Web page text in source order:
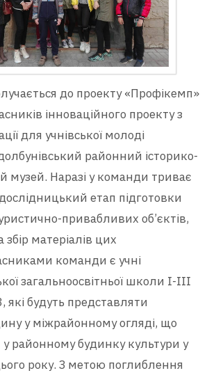
до проекту «Профікемп»
інноваційного проекту з
для учнівської молоді
районний історико-
музей. Наразі у команди триває
етап підготовки
привабливих об’єктів,
матеріалів цих
команди є учні
загальноосвітньої школи І-ІІІ
які будуть представляти
у міжрайонному огляді, що
у районному будинку культури у
року. З метою поглиблення